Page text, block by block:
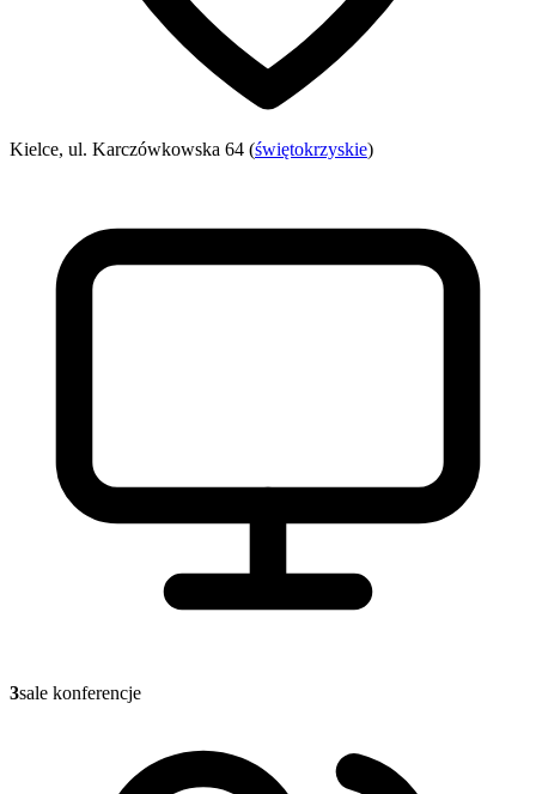
Kielce, ul. Karczówkowska 64 (świętokrzyskie)
3sale konferencje